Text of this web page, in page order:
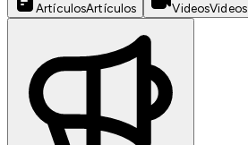
ArtículosArtículos VideosVideos